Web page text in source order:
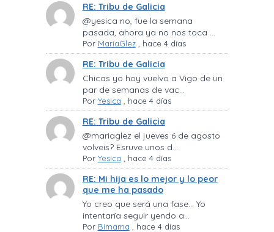
RE: Tribu de Galicia
@yesica no, fue la semana
pasada, ahora ya no nos toca ...
Por MariaGlez hace 4 días
RE: Tribu de Galicia
Chicas yo hoy vuelvo a Vigo de un
par de semanas de vac...
Por Yesica hace 4 días
RE: Tribu de Galicia
@mariaglez el jueves 6 de agosto
volveis? Esruve unos d...
Por Yesica hace 4 días
RE: Mi hija es lo mejor y lo peor
que me ha pasado
Yo creo que será una fase… Yo
intentaría seguir yendo a...
Por Bimama hace 4 días